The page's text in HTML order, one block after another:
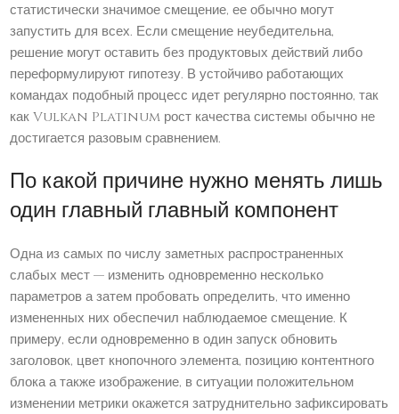
статистически значимое смещение, ее обычно могут
запустить для всех. Если смещение неубедительна,
решение могут оставить без продуктовых действий либо
переформулируют гипотезу. В устойчиво работающих
командах подобный процесс идет регулярно постоянно, так
как Vulkan Platinum рост качества системы обычно не
достигается разовым сравнением.
По какой причине нужно менять лишь
один главный главный компонент
Одна из самых по числу заметных распространенных
слабых мест — изменить одновременно несколько
параметров а затем пробовать определить, что именно
измененных них обеспечил наблюдаемое смещение. К
примеру, если одновременно в один запуск обновить
заголовок, цвет кнопочного элемента, позицию контентного
блока а также изображение, в ситуации положительном
изменении метрики окажется затруднительно зафиксировать